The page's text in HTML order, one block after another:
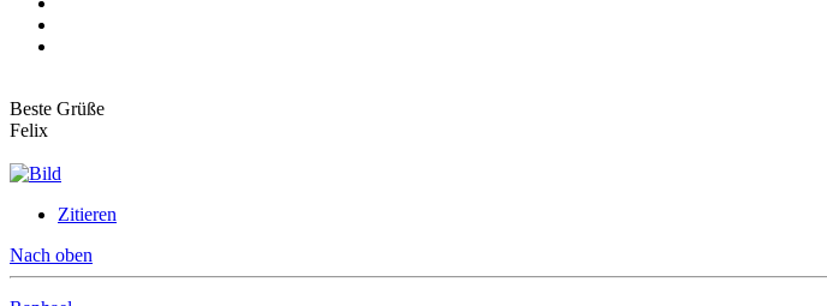
Beste Grüße
Felix
Zitieren
Nach oben